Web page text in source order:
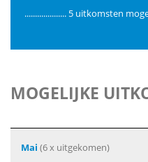
.................... 5 uitkomsten
MOGELIJKE
Mai (6 x uitgekomen)